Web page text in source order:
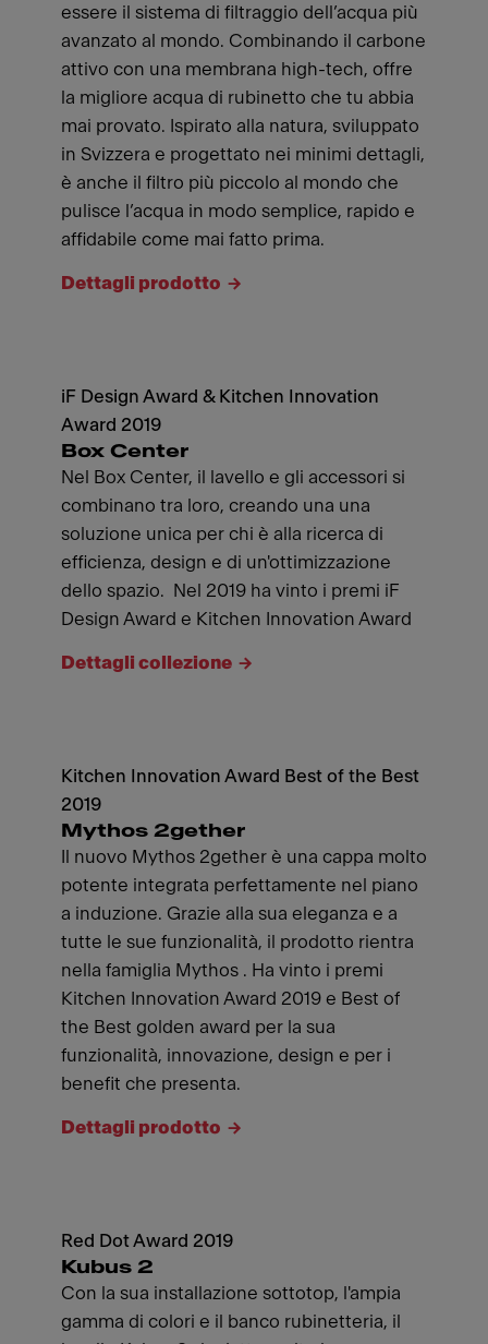
essere il sistema di filtraggio dell’acqua più
avanzato al mondo. Combinando il carbone
attivo con una membrana high-tech, offre
la migliore acqua di rubinetto che tu abbia
mai provato. Ispirato alla natura, sviluppato
in Svizzera e progettato nei minimi dettagli,
è anche il filtro più piccolo al mondo che
pulisce l’acqua in modo semplice, rapido e
affidabile come mai fatto prima.
Dettagli prodotto
iF Design Award & Kitchen Innovation
Award 2019
Box Center
Nel Box Center, il lavello e gli accessori si
combinano tra loro, creando una una
soluzione unica per chi è alla ricerca di
efficienza, design e di un'ottimizzazione
dello spazio. Nel 2019 ha vinto i premi iF
Design Award e Kitchen Innovation Award
Dettagli collezione
Kitchen Innovation Award Best of the Best
2019
Mythos 2gether
Il nuovo Mythos 2gether è una cappa molto
potente integrata perfettamente nel piano
a induzione. Grazie alla sua eleganza e a
tutte le sue funzionalità, il prodotto rientra
nella famiglia Mythos . Ha vinto i premi
Kitchen Innovation Award 2019 e Best of
the Best golden award per la sua
funzionalità, innovazione, design e per i
benefit che presenta.
Dettagli prodotto
Red Dot Award 2019
Kubus 2
Con la sua installazione sottotop, l'ampia
gamma di colori e il banco rubinetteria, il